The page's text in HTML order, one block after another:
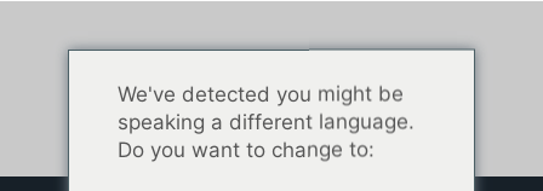
We've detected you might be
speaking a different language.
Do you want to change to: